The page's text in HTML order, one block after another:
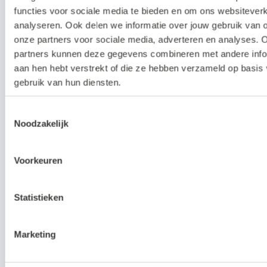
functies voor sociale media te bieden en om ons
analyseren. Ook delen we informatie over jouw gebruik van
onze partners voor sociale media, adverteren en analyses.
partners kunnen deze gegevens combineren met andere
aan hen hebt verstrekt of die ze hebben verzameld op basis
gebruik van hun diensten.
Noodzakelijk
Voorkeuren
Statistieken
Marketing
Om wat voor type koppeling gaat het?
Dit is een API-koppeling. Een API-koppeling
werkt volledig online en kun je daarom
alleen gebruiken als je werkt met een online
administratie.
Hoe activeer ik de koppeling?
Waar kan ik meer informatie vinden
Over Webwinkelfacturen.nl